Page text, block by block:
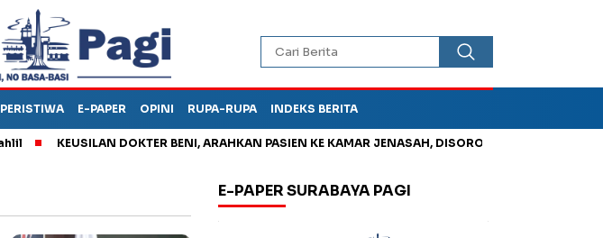
PERISTIWA E-PAPER OPINI RUPA-RUPA INDEKS BERITA
KEUSILAN DOKTER BENI, ARAHKAN PASIEN KE KAMAR JENASAH, DISOROT
E-PAPER SURABAYA PAGI